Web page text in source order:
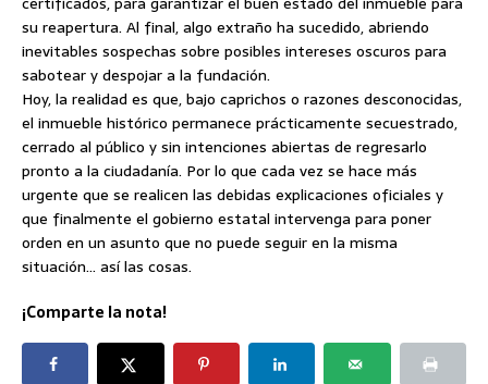
su reapertura. Al final, algo extraño ha sucedido, abriendo
inevitables sospechas sobre posibles intereses oscuros para
sabotear y despojar a la fundación.
Hoy, la realidad es que, bajo caprichos o razones desconocidas,
el inmueble histórico permanece prácticamente secuestrado,
cerrado al público y sin intenciones abiertas de regresarlo
pronto a la ciudadanía. Por lo que cada vez se hace más
urgente que se realicen las debidas explicaciones oficiales y
que finalmente el gobierno estatal intervenga para poner
orden en un asunto que no puede seguir en la misma
situación… así las cosas.
¡Comparte la nota!